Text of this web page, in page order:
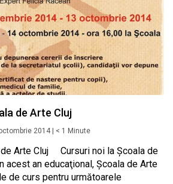
de Arte Cluj
2014 < 1 Minute
de Arte Cluj Cursuri noi la Şcoala de
acest an educaţional, Şcoala de Arte
de curs pentru următoarele